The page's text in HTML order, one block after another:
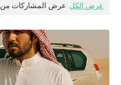
عرض المشاركات من 2025 عرض الكل